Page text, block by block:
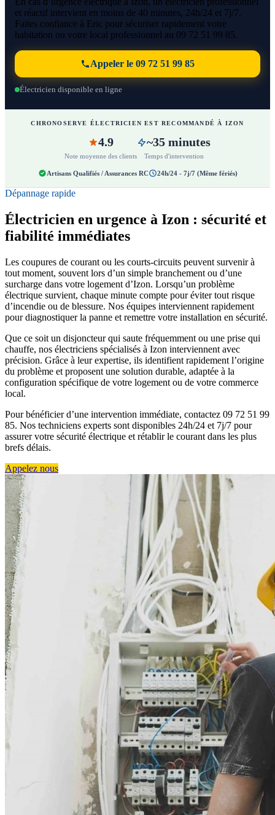
et réactif intervient en moins de 40 minutes, 24h/24 et 7j/7.
Faites confiance à Eric pour sécuriser rapidement votre
habitation ou votre local professionnel au 09 72 51 99 85.
Appeler le 09 72 51 99 85
Électricien disponible en ligne
CHRONOSERVE ÉLECTRICIEN EST RECOMMANDÉ À IZON
4.9
Note moyenne des clients
~35 minutes
Temps d'intervention
Artisans Qualifiés / Assurances RC 24h/24 - 7j/7 (Même fériés)
Dépannage rapide
Électricien en urgence à Izon : sécurité et
fiabilité immédiates
Les coupures de courant ou les courts-circuits peuvent survenir à
tout moment, souvent lors d’un simple branchement ou d’une
surcharge dans votre logement d’Izon. Lorsqu’un problème
électrique survient, chaque minute compte pour éviter tout risque
d’incendie ou de blessure. Nos équipes interviennent rapidement
pour diagnostiquer la panne et remettre votre installation en sécurité.
Que ce soit un disjoncteur qui saute fréquemment ou une prise qui
chauffe, nos électriciens spécialisés à Izon interviennent avec
précision. Grâce à leur expertise, ils identifient rapidement l’origine
du problème et proposent une solution durable, adaptée à la
configuration spécifique de votre logement ou de votre commerce
local.
Pour bénéficier d’une intervention immédiate, contactez 09 72 51 99
85. Nos techniciens experts sont disponibles 24h/24 et 7j/7 pour
assurer votre sécurité électrique et rétablir le courant dans les plus
brefs délais.
Appelez nous